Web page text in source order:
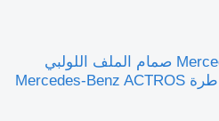
صمام بملف لولبي Mercedes-Benz صمام الملف اللولبي
0059971236 لـ السيارات القاطرة Mercedes-Benz ACTROS